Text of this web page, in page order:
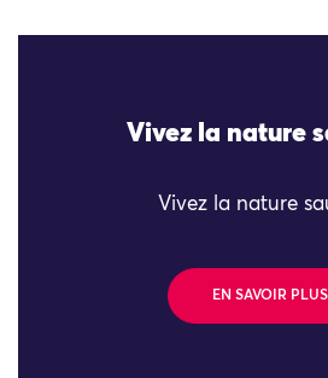
Vivez la nature
Vivez la nature
EN SAVOIR PLUS